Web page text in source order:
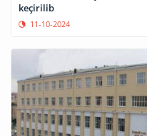
keçirilib
11-10-2024